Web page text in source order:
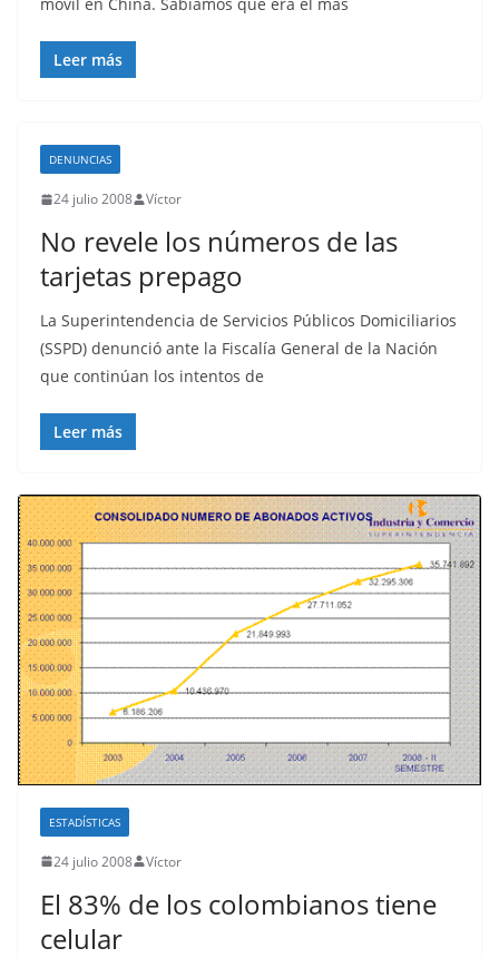
Leer más
DENUNCIAS
24 julio 2008 Víctor
No revele los números de las
tarjetas prepago
La Superintendencia de Servicios Públicos Domiciliarios
(SSPD) denunció ante la Fiscalía General de la Nación
que continúan los intentos de
Leer más
ESTADÍSTICAS
24 julio 2008 Víctor
El 83% de los colombianos tiene
celular